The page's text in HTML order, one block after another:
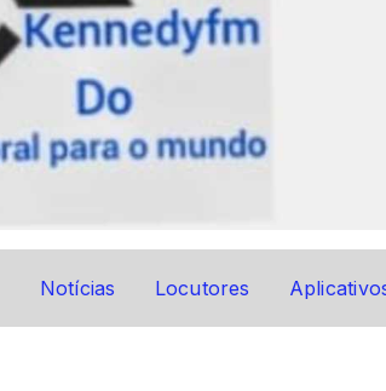
Notícias Locutores